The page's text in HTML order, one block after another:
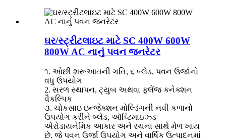
ઘર/સ્ટ્રીટલાઇટ માટે SC 400W 600W
800W AC નાનું પવન જનરેટર
૧. ઓછી શરૂઆતની ગતિ, ૬ બ્લેડ, પવન ઉર્જાનો
વધુ ઉપયોગ
2. સરળ સ્થાપન, ટ્યુબ અથવા ફ્લેંજ કનેક્શન
વૈકલ્પિક
૩. ચોકસાઇ ઇન્જેક્શન મોલ્ડિંગની નવી કળાનો
ઉપયોગ કરીને બ્લેડ, ઑપ્ટિમાઇઝ્ડ
એરોડાયનેમિક આકાર અને રચના સાથે મેળ ખાય
છે, જે પવન ઉર્જા ઉપયોગ અને વાર્ષિક ઉત્પાદનમાં